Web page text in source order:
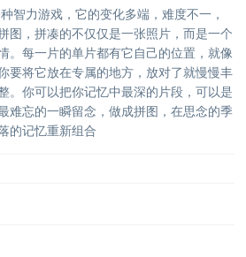
智力游戏，它的变化多端，难度不一，
图，拼凑的不仅仅是一张照片，而是一个
。每一片的单片都有它自己的位置，就像
要将它放在专属的地方，放对了就慢慢丰
。你可以把你记忆中最深的片段，可以是
难忘的一瞬留念，做成拼图，在思念的季
的记忆重新组合